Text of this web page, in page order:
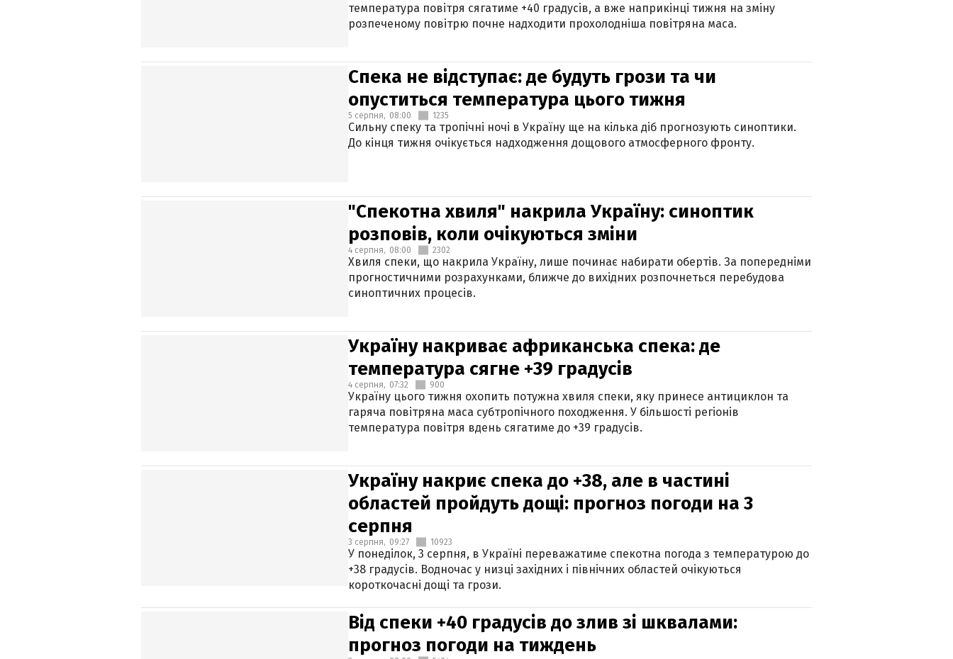
температура повітря сягатиме +40 градусів, а вже наприкінці тижня на зміну
розпеченому повітрю почне надходити прохолодніша повітряна маса.
Спека не відступає: де будуть грози та чи
опуститься температура цього тижня
5 серпня, 08:00 1235
Сильну спеку та тропічні ночі в Україну ще на кілька діб прогнозують синоптики.
До кінця тижня очікується надходження дощового атмосферного фронту.
"Спекотна хвиля" накрила Україну: синоптик
розповів, коли очікуються зміни
4 серпня, 08:00 2302
Хвиля спеки, що накрила Україну, лише починає набирати обертів. За попередніми
прогностичними розрахунками, ближче до вихідних розпочнеться перебудова
синоптичних процесів.
Україну накриває африканська спека: де
температура сягне +39 градусів
4 серпня, 07:32 900
Україну цього тижня охопить потужна хвиля спеки, яку принесе антициклон та
гаряча повітряна маса субтропічного походження. У більшості регіонів
температура повітря вдень сягатиме до +39 градусів.
Україну накриє спека до +38, але в частині
областей пройдуть дощі: прогноз погоди на 3
серпня
3 серпня, 09:27 10923
У понеділок, 3 серпня, в Україні переважатиме спекотна погода з температурою до
+38 градусів. Водночас у низці західних і північних областей очікуються
короткочасні дощі та грози.
Від спеки +40 градусів до злив зі шквалами:
прогноз погоди на тиждень